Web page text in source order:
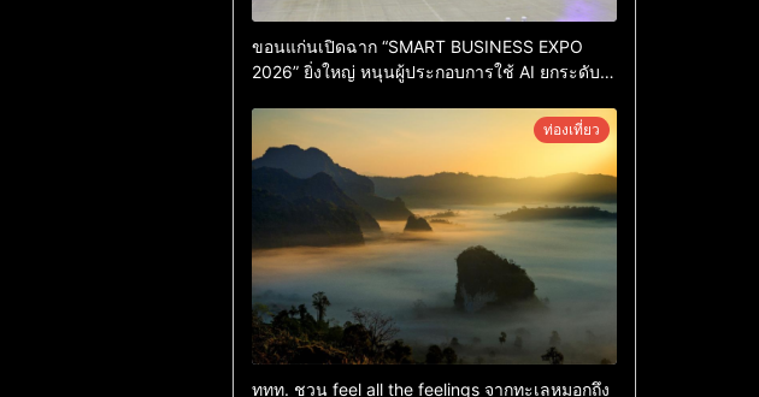
ขอนแก่นเปิดฉาก “SMART BUSINESS EXPO
2026” ยิ่งใหญ่ หนุนผู้ประกอบการใช้ AI ยกระดับ
ท่องเที่ยว
ททท. ชวน feel all the feelings จากทะเลหมอกถึง